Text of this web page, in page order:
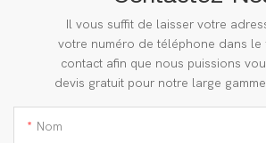
Il vous suffit de laisser votre
votre numéro de téléphone dans le
contact afin que nous puissions
devis gratuit pour notre large
Nom